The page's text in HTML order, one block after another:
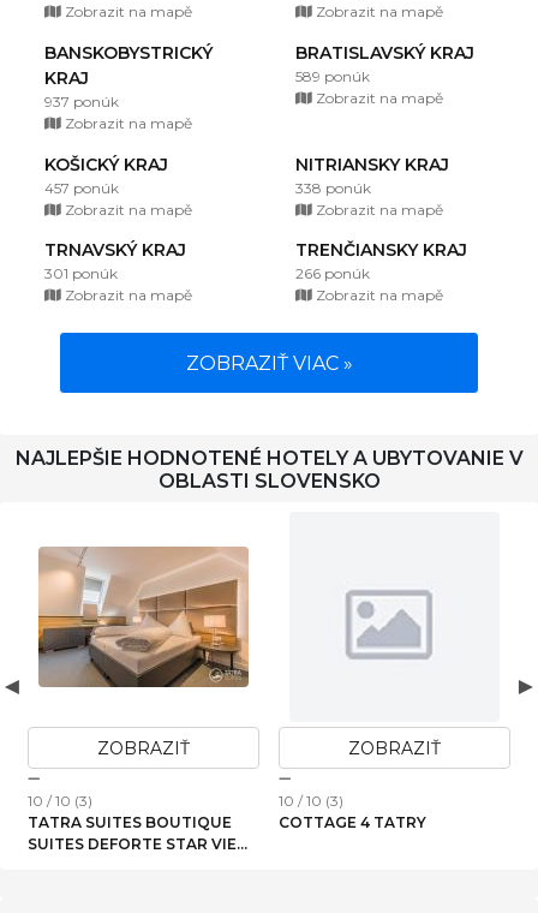
Zobrazit na mapě
Zobrazit na mapě
BANSKOBYSTRICKÝ
KRAJ
937 ponúk
Zobrazit na mapě
BRATISLAVSKÝ KRAJ
589 ponúk
Zobrazit na mapě
KOŠICKÝ KRAJ
457 ponúk
Zobrazit na mapě
NITRIANSKY KRAJ
338 ponúk
Zobrazit na mapě
TRNAVSKÝ KRAJ
301 ponúk
Zobrazit na mapě
TRENČIANSKY KRAJ
266 ponúk
Zobrazit na mapě
ZOBRAZIŤ VIAC »
NAJLEPŠIE HODNOTENÉ HOTELY A UBYTOVANIE V
OBLASTI SLOVENSKO
ZOBRAZIŤ
10 / 10 (3)
TATRA SUITES BOUTIQUE
SUITES DEFORTE STAR VIEW
ZOBRAZIŤ
10 / 10 (3)
COTTAGE 4 TATRY